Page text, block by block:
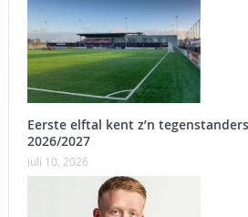
Eerste elftal kent z’n
2026/2027
juli 10, 2026